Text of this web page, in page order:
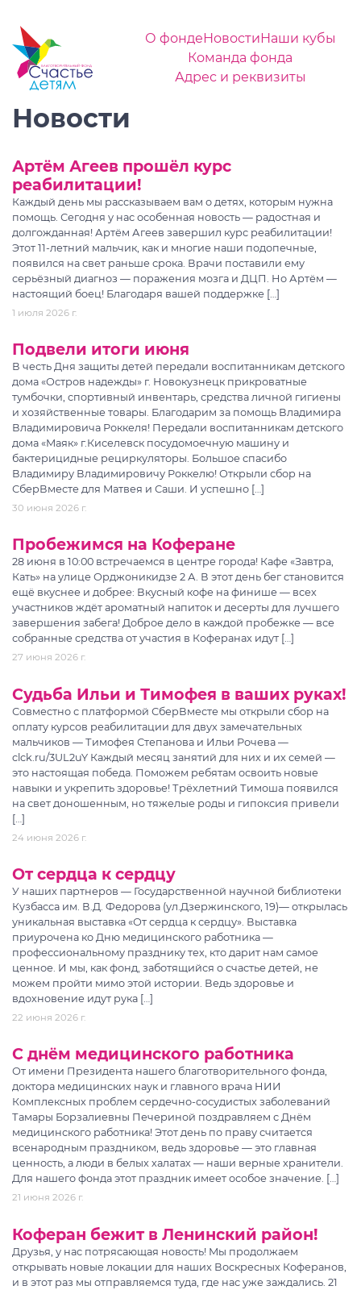
О фондеНовостиНаши кубы
Команда фонда
Адрес и реквизиты
Новости
Артём Агеев прошёл курс
реабилитации!
Каждый день мы рассказываем вам о детях, которым нужна
помощь. Сегодня у нас особенная новость — радостная и
долгожданная! Артём Агеев завершил курс реабилитации!
Этот 11-летний мальчик, как и многие наши подопечные,
появился на свет раньше срока. Врачи поставили ему
серьёзный диагноз — поражения мозга и ДЦП. Но Артём —
настоящий боец! Благодаря вашей поддержке […]
1 июля 2026 г.
Подвели итоги июня
В честь Дня защиты детей передали воспитанникам детского
дома «Остров надежды» г. Новокузнецк прикроватные
тумбочки, спортивный инвентарь, средства личной гигиены
и хозяйственные товары. Благодарим за помощь Владимира
Владимировича Роккеля! Передали воспитанникам детского
дома «Маяк» г.Киселевск посудомоечную машину и
бактерицидные рециркуляторы. Большое спасибо
Владимиру Владимировичу Роккелю! Открыли сбор на
СберВместе для Матвея и Саши. И успешно […]
30 июня 2026 г.
Пробежимся на Коферане
28 июня в 10:00 встречаемся в центре города! Кафе «Завтра,
Кать» на улице Орджоникидзе 2 А. В этот день бег становится
ещё вкуснее и добрее: ️Вкусный кофе на финише — всех
участников ждёт ароматный напиток и десерты для лучшего
завершения забега! Доброе дело в каждой пробежке — все
собранные средства от участия в Коферанах идут […]
27 июня 2026 г.
Судьба Ильи и Тимофея в ваших руках!
Совместно с платформой СберВместе мы открыли сбор на
оплату курсов реабилитации для двух замечательных
мальчиков — Тимофея Степанова и Ильи Рочева —
clck.ru/3UL2uY Каждый месяц занятий для них и их семей —
это настоящая победа. Поможем ребятам освоить новые
навыки и укрепить здоровье! Трёхлетний Тимоша появился
на свет доношенным, но тяжелые роды и гипоксия привели
[…]
24 июня 2026 г.
От сердца к сердцу
У наших партнеров — Государственной научной библиотеки
Кузбасса им. В.Д. Федорова (ул.Дзержинского, 19)— открылась
уникальная выставка «От сердца к сердцу». Выставка
приурочена ко Дню медицинского работника —
профессиональному празднику тех, кто дарит нам самое
ценное. И мы, как фонд, заботящийся о счастье детей, не
можем пройти мимо этой истории. Ведь здоровье и
вдохновение идут рука […]
22 июня 2026 г.
С днём медицинского работника
От имени Президента нашего благотворительного фонда,
доктора медицинских наук и главного врача НИИ
Комплексных проблем сердечно-сосудистых заболеваний
Тамары Борзалиевны Печериной поздравляем с Днём
медицинского работника! Этот день по праву считается
всенародным праздником, ведь здоровье — это главная
ценность, а люди в белых халатах — наши верные хранители.
Для нашего фонда этот праздник имеет особое значение. […]
21 июня 2026 г.
Коферан бежит в Ленинский район!
Друзья, у нас потрясающая новость! Мы продолжаем
открывать новые локации для наших Воскресных Коферанов,
и в этот раз мы отправляемся туда, где нас уже заждались. 21